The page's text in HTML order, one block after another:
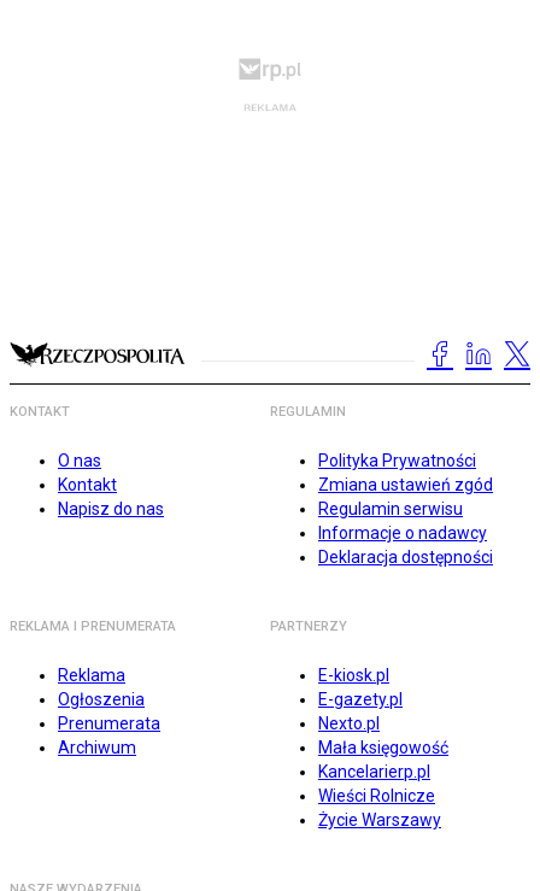
KONTAKT
O nas
Kontakt
Napisz do nas
REGULAMIN
Polityka Prywatności
Zmiana ustawień zgód
Regulamin serwisu
Informacje o nadawcy
Deklaracja dostępności
REKLAMA I PRENUMERATA
Reklama
Ogłoszenia
Prenumerata
Archiwum
PARTNERZY
E-kiosk.pl
E-gazety.pl
Nexto.pl
Mała księgowość
Kancelarierp.pl
Wieści Rolnicze
Życie Warszawy